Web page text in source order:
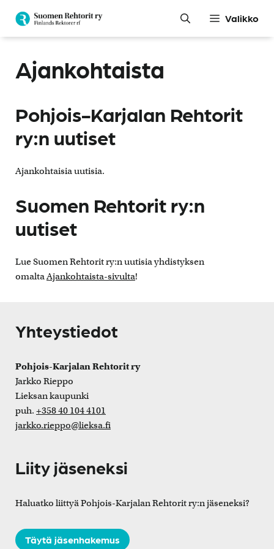
sisältöön
Valikko
Ajankohtaista
Pohjois-Karjalan Rehtorit
ry:n uutiset
Ajankohtaisia uutisia.
Suomen Rehtorit ry:n
uutiset
Lue Suomen Rehtorit ry:n uutisia yhdistyksen
omaltaAjankohtaista-sivulta!
Yhteystiedot
Pohjois-Karjalan Rehtorit ry
Jarkko Rieppo
Lieksan kaupunki
puh. +358 40 104 4101
jarkko.rieppo@lieksa.fi
Liity jäseneksi
Haluatko liittyä Pohjois-Karjalan Rehtorit ry:n jäseneksi?
Täytä jäsenhakemus